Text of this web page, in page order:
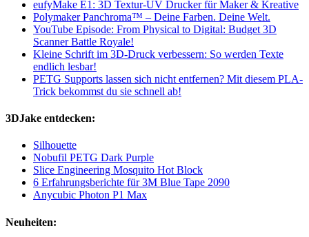
eufyMake E1: 3D Textur-UV Drucker für Maker & Kreative
Polymaker Panchroma™ – Deine Farben. Deine Welt.
YouTube Episode: From Physical to Digital: Budget 3D
Scanner Battle Royale!
Kleine Schrift im 3D-Druck verbessern: So werden Texte
endlich lesbar!
PETG Supports lassen sich nicht entfernen? Mit diesem PLA-
Trick bekommst du sie schnell ab!
3DJake entdecken:
Silhouette
Nobufil PETG Dark Purple
Slice Engineering Mosquito Hot Block
6 Erfahrungsberichte für 3M Blue Tape 2090
Anycubic Photon P1 Max
Neuheiten: